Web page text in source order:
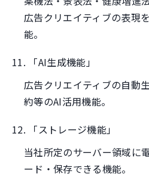
広告クリエイティブの表現
能。
11. 「AI生成機能」
広告クリエイティブの自動
約等のAI活用機能。
12. 「ストレージ機能」
当社所定のサーバー領域に
ード・保存できる機能。